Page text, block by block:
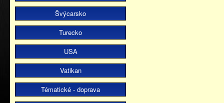
Švýcarsko
Turecko
USA
Vatikan
Tématické - doprava